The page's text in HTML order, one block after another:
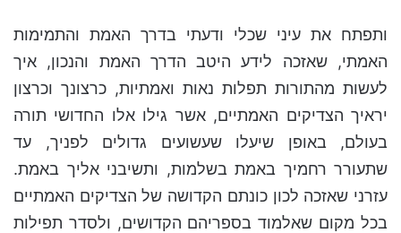
ותפתח את עיני שכלי ודעתי בדרך האמת והתמימות
האמתי, שאזכה לידע היטב הדרך האמת והנכון, איך
לעשות מהתורות תפלות נאות ואמתיות, כרצונך וכרצון
יראיך הצדיקים האמתיים, אשר גילו אלו החדושי תורה
בעולם, באופן שיעלו שעשועים גדולים לפניך, עד
שתעורר רחמיך באמת בשלמות, ותשיבני אליך באמת.
עזרני שאזכה לכון כונתם הקדושה של הצדיקים האמתיים
בכל מקום שאלמוד בספריהם הקדושים, ולסדר תפילות